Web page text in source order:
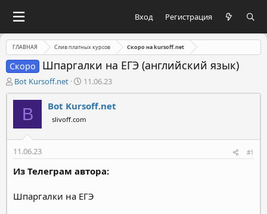
Вход Регистрация
ГЛАВНАЯ Слив платных курсов Скоро на kursoff.net
Скоро Шпаргалки на ЕГЭ (английский язык)
А
в
т
м
ы
Bot Kursoff.net
Д
а
т
а
н
а
а
11.06.23
B Bot Kursoff.net
slivoff.com
11.06.23 #1
Из Телеграм автора:
Шпаргалки на ЕГЭ